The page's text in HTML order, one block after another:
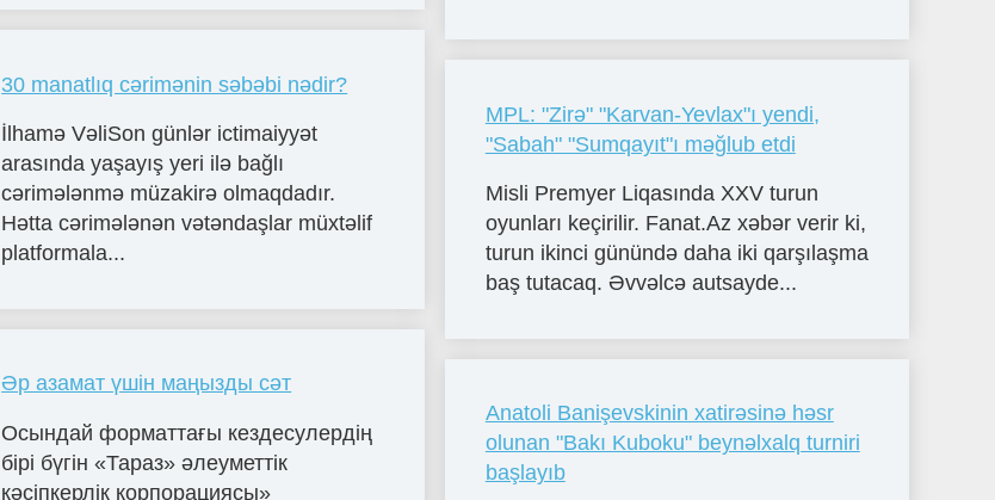
30 manatlıq cərimənin səbəbi nədir?
İlhamə VəliSon günlər ictimaiyyət
arasında yaşayış yeri ilə bağlı
cərimələnmə müzakirə olmaqdadır.
Hətta cərimələnən vətəndaşlar müxtəlif
platformala...
Әр азамат үшін маңызды сәт
Осындай форматтағы кездесулердің
бірі бүгін «Тараз» әлеуметтік
кәсіпкерлік корпорациясы»
MPL: "Zirə" "Karvan-Yevlax"ı yendi,
"Sabah" "Sumqayıt"ı məğlub etdi
Misli Premyer Liqasında XXV turun
oyunları keçirilir. Fanat.Az xəbər verir ki,
turun ikinci günündə daha iki qarşılaşma
baş tutacaq. Əvvəlcə autsayde...
Anatoli Banişevskinin xatirəsinə həsr
olunan "Bakı Kuboku" beynəlxalq turniri
başlayıb